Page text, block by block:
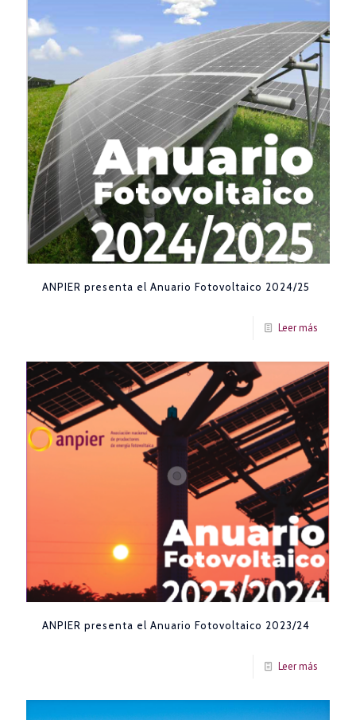
ANPIER presenta el Anuario Fotovoltaico 2024/25
Leer más
ANPIER presenta el Anuario Fotovoltaico 2023/24
Leer más